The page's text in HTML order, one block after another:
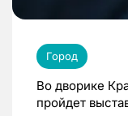
Город
Во дворике
пройдет